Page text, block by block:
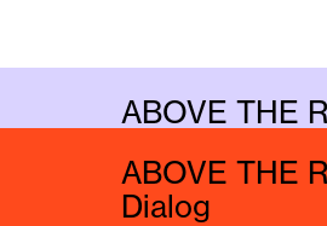
ABOVE THE
ABOVE THE
Dialog